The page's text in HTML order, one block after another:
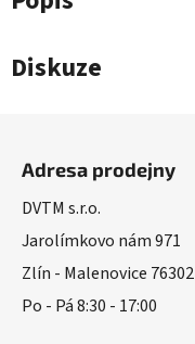
Diskuze
Adresa prodejny
DVTM s.r.o.
Jarolímkovo nám 971
Zlín - Malenovice 76302
Po - Pá 8:30 - 17:00